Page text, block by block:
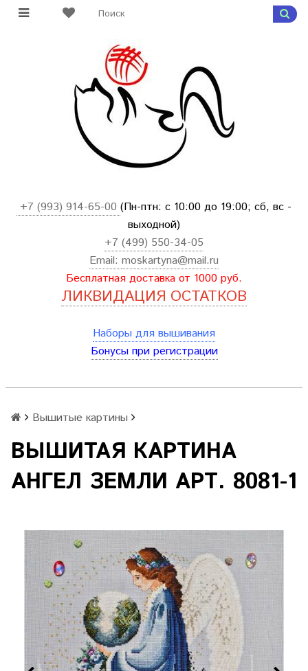
+7 (993) 914-65-00 (Пн-птн: с 10:00 до 19:00; сб, вс -
выходной)
+7 (499) 550-34-05
Email: moskartyna@mail.ru
Бесплатная доставка от 1000 руб.
ЛИКВИДАЦИЯ ОСТАТКОВ
Наборы для вышивания
Бонусы при регистрации
Вышитые картины
ВЫШИТАЯ КАРТИНА
АНГЕЛ ЗЕМЛИ АРТ. 8081-1